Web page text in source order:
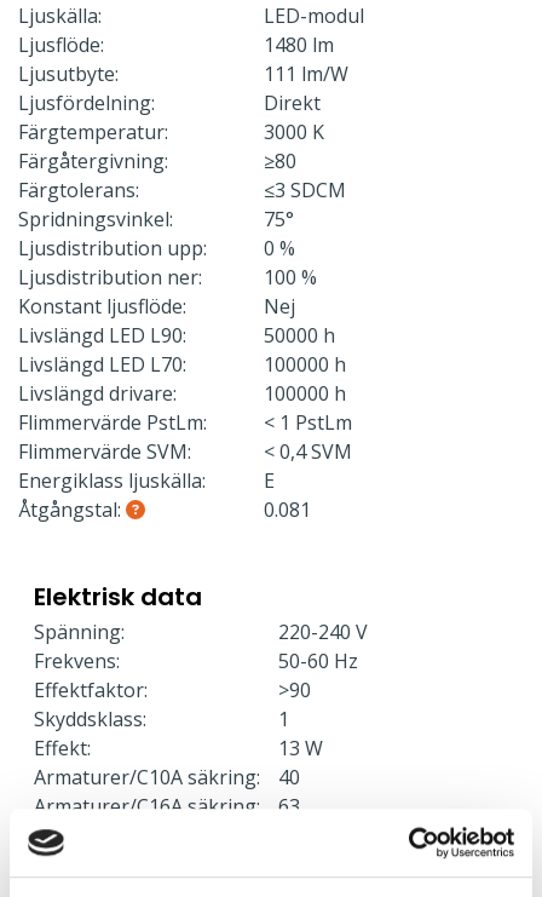
Ljuskälla:
LED-modul
Ljusflöde:
1480 lm
Ljusutbyte:
111 lm/W
Ljusfördelning:
Direkt
Färgtemperatur:
3000 K
Färgåtergivning:
≥80
Färgtolerans:
≤3 SDCM
Spridningsvinkel:
75°
Ljusdistribution upp:
0 %
Ljusdistribution ner:
100 %
Konstant ljusflöde:
Nej
Livslängd LED L90:
50000 h
Livslängd LED L70:
100000 h
Livslängd drivare:
100000 h
Flimmervärde PstLm:
< 1 PstLm
Flimmervärde SVM:
< 0,4 SVM
Energiklass ljuskälla:
E
Åtgångstal:
0.081
Elektrisk data
Spänning:
220-240 V
Frekvens:
50-60 Hz
Effektfaktor:
>90
Skyddsklass:
1
Effekt:
13 W
Armaturer/C10A säkring:
40
Armaturer/C16A säkring:
63
Armaturer/B10A säkring:
Armaturer/B16A säkring: